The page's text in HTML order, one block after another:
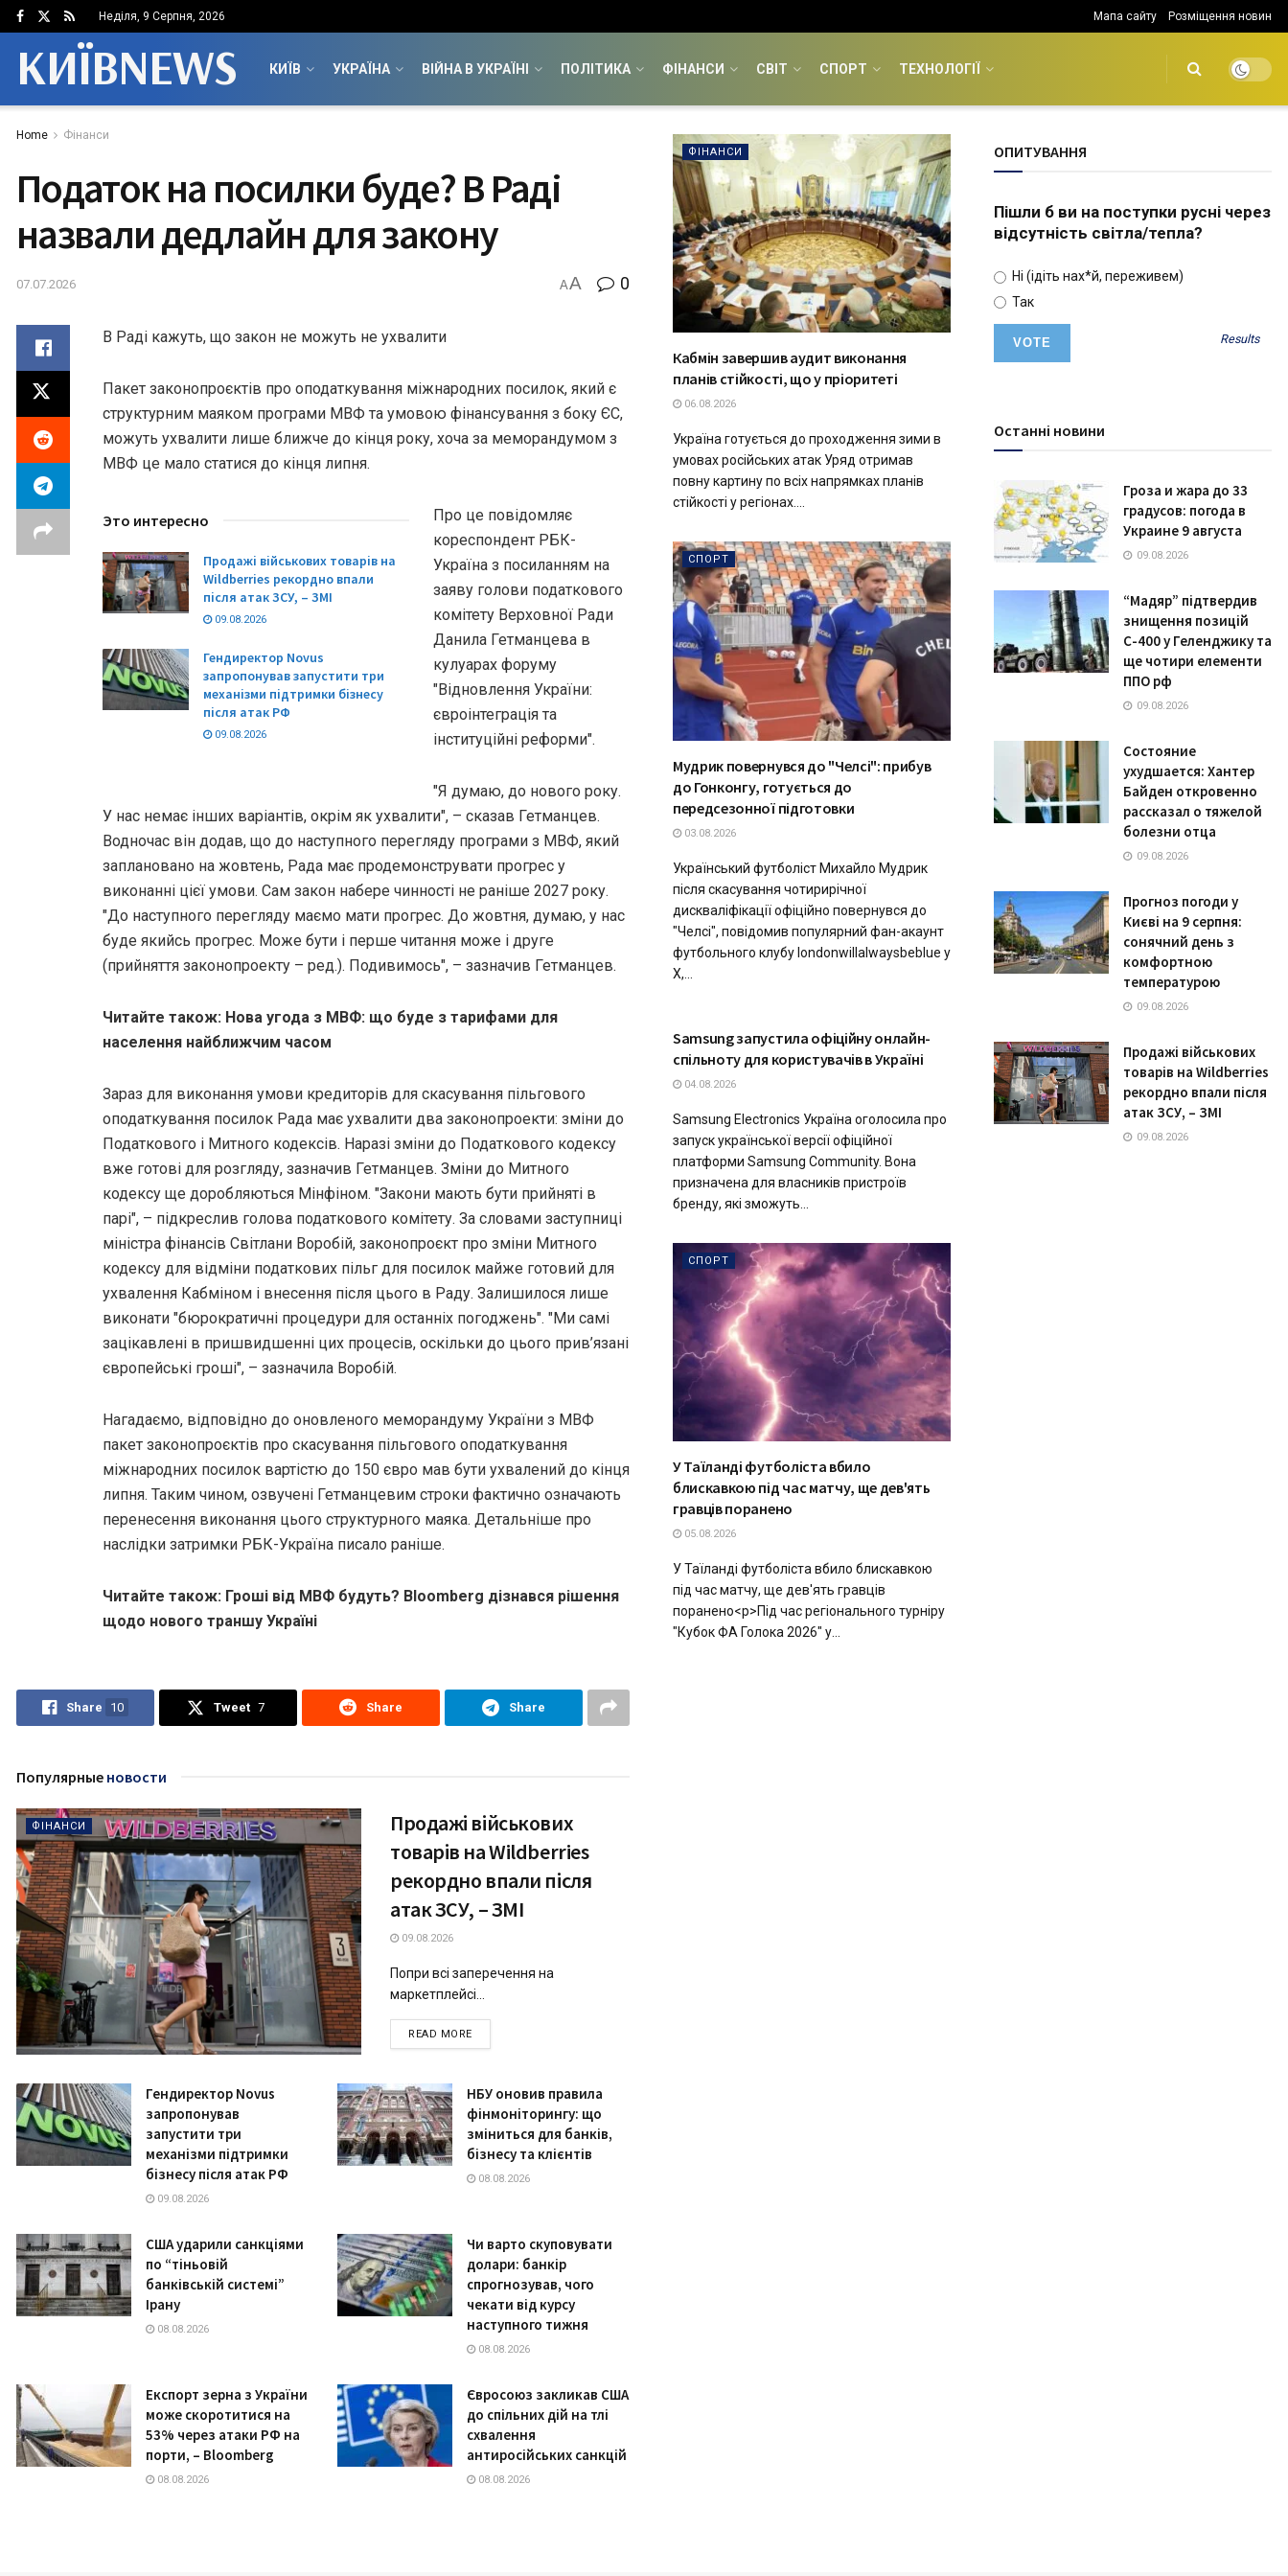
Неділя, 9 Серпня, 2026 Мапа сайту Розміщення новин
КИЇВNEWS КИЇВ УКРАЇНА ВІЙНА В УКРАЇНІ ПОЛІТИКА ФІНАНСИ СВІТ СПОРТ ТЕХНОЛОГІЇ
Home Фінанси
Податок на посилки буде? В Раді
назвали дедлайн для закону
07.07.2026 AA 0
В Раді кажуть, що закон не можуть не ухвалити
Пакет законопроєктів про оподаткування міжнародних посилок, який є
структурним маяком програми МВФ та умовою фінансування з боку ЄС,
можуть ухвалити лише ближче до кінця року, хоча за меморандумом з
МВФ це мало статися до кінця липня.
Это интересно
Продажі військових товарів на
Wildberries рекордно впали
після атак ЗСУ, – ЗМІ
09.08.2026
Гендиректор Novus
запропонував запустити три
механізми підтримки бізнесу
після атак РФ
09.08.2026
Про це повідомляє
кореспондент РБК-
Україна з посиланням на
заяву голови податкового
комітету Верховної Ради
Данила Гетманцева в
кулуарах форуму
"Відновлення України:
євроінтеграція та
інституційні реформи".
"Я думаю, до нового року.
У нас немає інших варіантів, окрім як ухвалити", – сказав Гетманцев.
Водночас він додав, що до наступного перегляду програми з МВФ, який
заплановано на жовтень, Рада має продемонструвати прогрес у
виконанні цієї умови. Сам закон набере чинності не раніше 2027 року.
"До наступного перегляду маємо мати прогрес. До жовтня, думаю, у нас
буде якийсь прогрес. Може бути і перше читання може і друге
(прийняття законопроекту – ред.). Подивимось", – зазначив Гетманцев.
Читайте також: Нова угода з МВФ: що буде з тарифами для
населення найближчим часом
Зараз для виконання умови кредиторів для скасування пільгового
оподаткування посилок Рада має ухвалити два законопроекти: зміни до
Податкового і Митного кодексів. Наразі зміни до Податкового кодексу
вже готові для розгляду, зазначив Гетманцев. Зміни до Митного
кодексу ще доробляються Мінфіном. "Закони мають бути прийняті в
парі", – підкреслив голова податкового комітету. За словами заступниці
міністра фінансів Світлани Воробій, законопроєкт про зміни Митного
кодексу для відміни податкових пільг для посилок майже готовий для
ухвалення Кабміном і внесення після цього в Раду. Залишилося лише
виконати "бюрократичні процедури для останніх погоджень". "Ми самі
зацікавлені в пришвидшенні цих процесів, оскільки до цього прив’язані
європейські гроші", – зазначила Воробій.
Нагадаємо, відповідно до оновленого меморандуму України з МВФ
пакет законопроєктів про скасування пільгового оподаткування
міжнародних посилок вартістю до 150 євро мав бути ухвалений до кінця
липня. Таким чином, озвучені Гетманцевим строки фактично означають
перенесення виконання цього структурного маяка. Детальніше про
наслідки затримки РБК-Україна писало раніше.
Читайте також: Гроші від МВФ будуть? Bloomberg дізнався рішення
щодо нового траншу Україні
Share 10 Tweet 7 Share Share
Популярные новости
ФІНАНСИ
Продажі військових
товарів на Wildberries
рекордно впали після
атак ЗСУ, – ЗМІ
09.08.2026
Попри всі заперечення на
маркетплейсі...
READ MOREDETAILS
Гендиректор Novus
запропонував
запустити три
механізми підтримки
бізнесу після атак РФ
09.08.2026
НБУ оновив правила
фінмоніторингу: що
зміниться для банків,
бізнесу та клієнтів
08.08.2026
США ударили санкціями
по “тіньовій
банківській системі”
Ірану
08.08.2026
Чи варто скуповувати
долари: банкір
спрогнозував, чого
чекати від курсу
наступного тижня
08.08.2026
Експорт зерна з України
може скоротитися на
53% через атаки РФ на
порти, – Bloomberg
08.08.2026
Євросоюз закликав США
до спільних дій на тлі
схвалення
антиросійських санкцій
08.08.2026
ФІНАНСИ
Кабмін завершив аудит виконання
планів стійкості, що у пріоритеті
06.08.2026
Україна готується до проходження зими в
умовах російських атак Уряд отримав
повну картину по всіх напрямках планів
стійкості у регіонах....
СПОРТ
Мудрик повернувся до "Челсі": прибув
до Гонконгу, готується до
передсезонної підготовки
03.08.2026
Український футболіст Михайло Мудрик
після скасування чотирирічної
дискваліфікації офіційно повернувся до
"Челсі", повідомив популярний фан-акаунт
футбольного клубу londonwillalwaysbeblue у
X,...
Samsung запустила офіційну онлайн-
спільноту для користувачів в Україні
04.08.2026
Samsung Electronics Україна оголосила про
запуск української версії офіційної
платформи Samsung Community. Вона
призначена для власників пристроїв
бренду, які зможуть...
СПОРТ
У Таїланді футболіста вбило
блискавкою під час матчу, ще дев'ять
гравців поранено
05.08.2026
У Таїланді футболіста вбило блискавкою
під час матчу, ще дев'ять гравців
поранено<p>Під час регіонального турніру
"Кубок ФА Голока 2026" у...
ОПИТУВАННЯ
Пішли б ви на поступки русні через
відсутність світла/тепла?
Ні (ідіть нах*й, переживем)
Так
Results
Останні новини
Гроза и жара до 33
градусов: погода в
Украине 9 августа
09.08.2026
“Мадяр” підтвердив
знищення позицій
С-400 у Геленджику та
ще чотири елементи
ППО рф
09.08.2026
Состояние
ухудшается: Хантер
Байден откровенно
рассказал о тяжелой
болезни отца
09.08.2026
Прогноз погоди у
Києві на 9 серпня:
сонячний день з
комфортною
температурою
09.08.2026
Продажі військових
товарів на Wildberries
рекордно впали після
атак ЗСУ, – ЗМІ
09.08.2026